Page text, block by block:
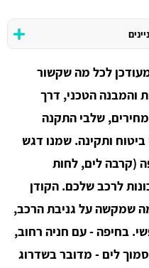
לכל מה שקשור
והמבנה הטכני, דרך
שלבי התקנה
ביטוח ותקינה. שמנו דגש
(קרבה לים, לחות
לרכב שלכם. הקודן
שמקשה על גניבת הרכב,
בחיפה - עם חניה רחוב,
סמוך לים - מדובר בשדרוג